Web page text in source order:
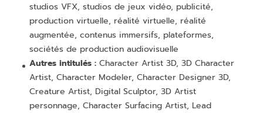
studios VFX, studios de jeux vidéo, publicité,
production virtuelle, réalité virtuelle, réalité
augmentée, contenus immersifs, plateformes,
sociétés de production audiovisuelle
Autres intitulés : Character Artist 3D, 3D Character
Artist, Character Modeler, Character Designer 3D,
Creature Artist, Digital Sculptor, 3D Artist
personnage, Character Surfacing Artist, Lead